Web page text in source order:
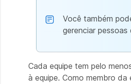
Você também
gerenciar
Cada equipe tem pelo
à equipe. Como membro